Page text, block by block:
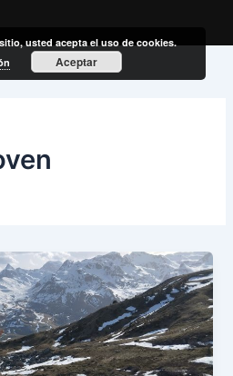
usted acepta el uso de cookies.
Aceptar